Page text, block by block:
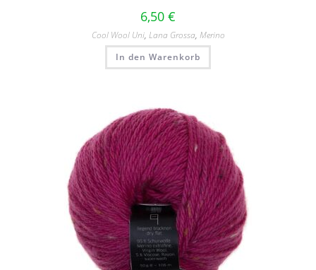
6,50 €
Cool Wool Uni, Lana Grossa, Merino
In den Warenkorb